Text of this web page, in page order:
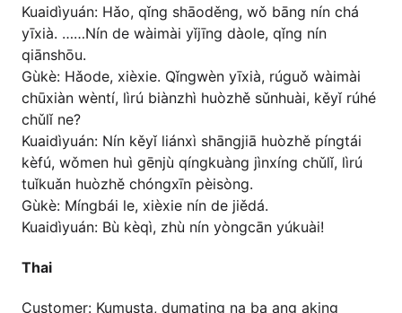
Kuaidìyuán: Hǎo, qǐng shāoděng, wǒ bāng nín chá
yīxià. ……Nín de wàimài yǐjīng dàole, qǐng nín
qiānshōu.
Gùkè: Hǎode, xièxie. Qǐngwèn yīxià, rúguǒ wàimài
chūxiàn wèntí, lìrú biànzhì huòzhě sǔnhuài, kěyǐ rúhé
chǔlǐ ne?
Kuaidìyuán: Nín kěyǐ liánxì shāngjiā huòzhě píngtái
kèfú, wǒmen huì gēnjù qíngkuàng jìnxíng chǔlǐ, lìrú
tuǐkuǎn huòzhě chóngxīn pèisòng.
Gùkè: Míngbái le, xièxie nín de jiědá.
Kuaidìyuán: Bù kèqì, zhù nín yòngcān yúkuài!
Thai
Customer: Kumusta, dumating na ba ang aking